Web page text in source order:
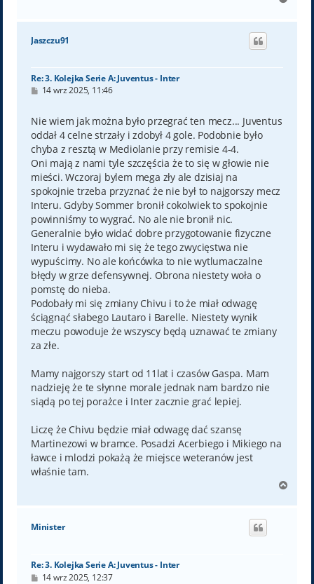
g
Jaszczu91
Re: 3. Kolejka Serie A: Juventus - Inter
P
t
14 wrz 2025, 11:46
Nie wiem jak można było przegrać ten mecz... Juventus
oddał 4 celne strzały i zdobył 4 gole. Podobnie było
chyba z resztą w Mediolanie przy remisie 4-4.
Oni mają z nami tyle szczęścia że to się w głowie nie
mieści. Wczoraj bylem mega zły ale dzisiaj na
spokojnie trzeba przyznać że nie był to najgorszy mecz
Interu. Gdyby Sommer bronił cokolwiek to spokojnie
powinniśmy to wygrać. No ale nie bronił nic.
Generalnie było widać dobre przygotowanie fizyczne
Interu i wydawało mi się że tego zwycięstwa nie
wypuścimy. No ale końcówka to nie wytlumaczalne
błędy w grze defensywnej. Obrona niestety woła o
pomstę do nieba.
Podobały mi się zmiany Chivu i to że miał odwagę
ściągnąć słabego Lautaro i Barelle. Niestety wynik
meczu powoduje że wszyscy będą uznawać te zmiany
za złe.
Mamy najgorszy start od 11lat i czasów Gaspa. Mam
nadzieję że te słynne morale jednak nam bardzo nie
siądą po tej porażce i Inter zacznie grać lepiej.
Liczę że Chivu będzie miał odwagę dać szansę
Martinezowi w bramce. Posadzi Acerbiego i Mikiego na
ławce i mlodzi pokażą że miejsce weteranów jest
właśnie tam.
g
Minister
Re: 3. Kolejka Serie A: Juventus - Inter
P14 wrz 2025, 12:37